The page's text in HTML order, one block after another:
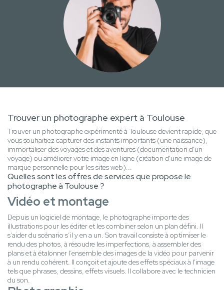
Trouver un photographe expert à Toulouse
Trouver un photographe expérimenté à Toulouse devient rapide, que
vous souhaitiez capturer des instants importants (une naissance),
immortaliser des voyages et des aventures (documentation d'un
voyage) ou améliorer votre image en ligne (création d'une image de
marque personnelle pour les sites web)...
Quelles sont les offres de services que propose le
photographe à Toulouse ?
Vidéo et montage
Depuis un logiciel de montage, le photographe importe des
illustrations pour les éditer et les combiner selon un plan défini. Il
s’aider du scénario s’il y en a un. Son travail consiste à optimiser le
rendu des photos, à résoudre les imperfections, à assembler des
plans et à étalonner l’ensemble des images de la vidéo pour parvenir
à un rendu cohérent. Il conçoit et ajoute des effets spéciaux à l'image
tels que phrases, dessins, effets visuels. Il collabore avec le technicien
du son.